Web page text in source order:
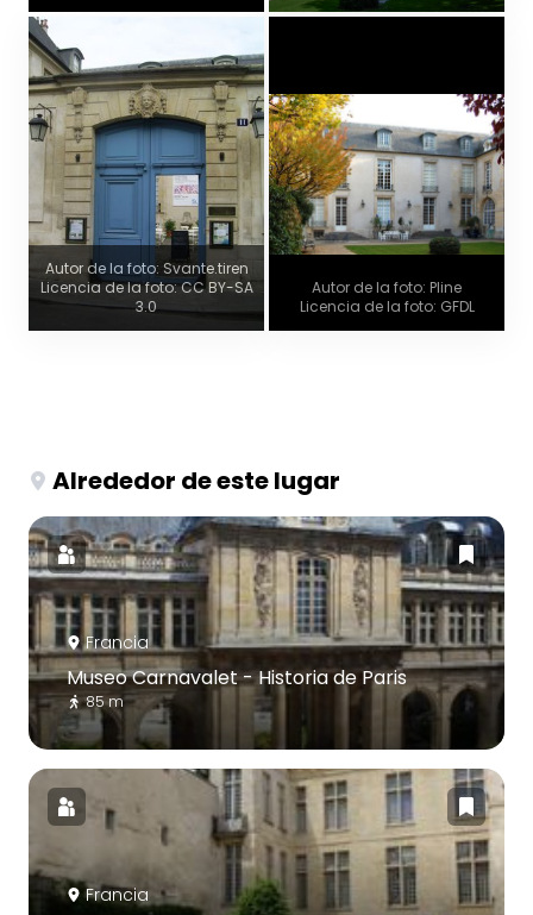
Autor de la foto: Svante.tiren
Licencia de la foto: CC BY-SA
3.0
Autor de la foto: Pline
Licencia de la foto: GFDL
Alrededor de este lugar
Francia
Museo Carnavalet - Historia de Paris
85 m
Francia